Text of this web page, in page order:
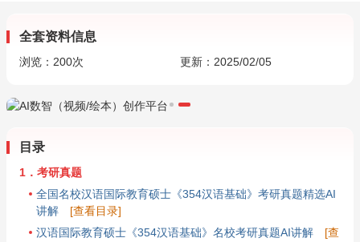
全套资料信息
浏览： 200次 更新：2025/02/05
目录
1．考研真题
全国名校汉语国际教育硕士《354汉语基础》考研真题精选AI
讲解
[查看目录]
汉语国际教育硕士《354汉语基础》名校考研真题AI讲解
[查